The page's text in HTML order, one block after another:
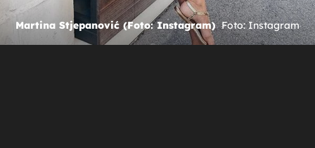
Martina Stjepanović (Foto: Instagram) Foto: Instagram